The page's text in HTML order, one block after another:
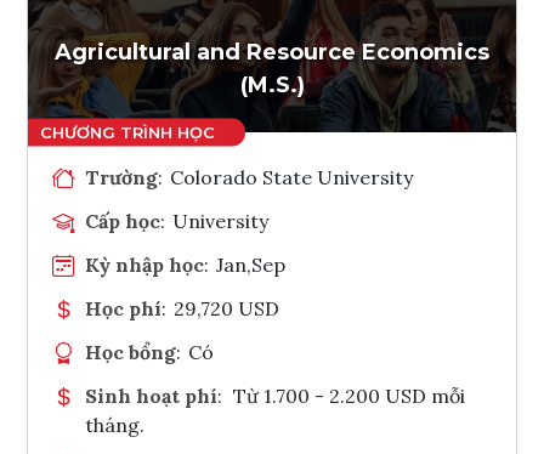
Tham vấn Interlink
Agricultural and Resource Economics
(M.S.)
Trường: Colorado State University
Cấp học: University
Kỳ nhập học: Jan,Sep
Học phí: 29,720 USD
Học bổng: Có
Sinh hoạt phí: Từ 1.700 - 2.200 USD mỗi
tháng.